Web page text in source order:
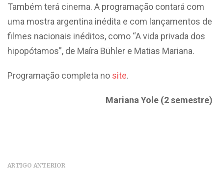
Também terá cinema. A programação contará com
uma mostra argentina inédita e com lançamentos de
filmes nacionais inéditos, como “A vida privada dos
hipopótamos”, de Maíra Bühler e Matias Mariana.
Programação completa no site.
Mariana Yole (2 semestre)
ARTIGO ANTERIOR